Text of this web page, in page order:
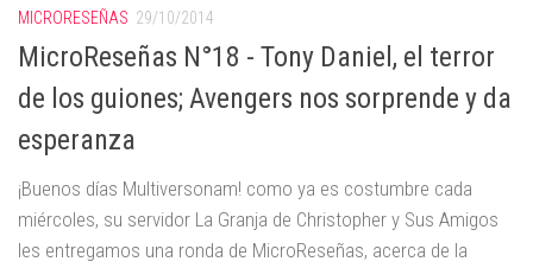
MICRORESEÑAS 29/10/2014
MicroReseñas N°18 - Tony Daniel, el terror
de los guiones; Avengers nos sorprende y da
esperanza
¡Buenos días Multiversonam! como ya es costumbre cada
miércoles, su servidor La Granja de Christopher y Sus Amigos
les entregamos una ronda de MicroReseñas, acerca de la